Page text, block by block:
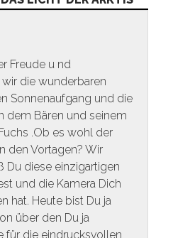
Freude u nd
die wunderbaren
Sonnenaufgang und die
dem Bären und seinem
.Ob es wohl der
den Vortagen? Wir
Du diese einzigartigen
und die Kamera Dich
hat. Heute bist Du ja
über den Du ja
für die eindrucksvollen